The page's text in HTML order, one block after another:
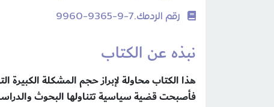
رقم الردمك.7-9-9365-9960
نبذه عن الكتاب
هذا الكتاب محاولة لإبراز حجم المشكلة
فأصبحت قضية سياسية تتناولها البحوث